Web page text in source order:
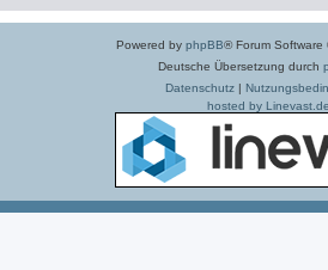
Powered by phpBB® Forum Software
Deutsche Übersetzung durch
Datenschutz|
hosted by Linevast.de